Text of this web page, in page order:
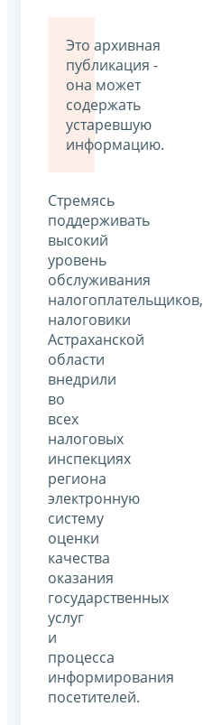
Это архивная
публикация -
она может
содержать
устаревшую
информацию.
Стремясь
поддерживать
высокий
уровень
обслуживания
налогоплательщиков,
налоговики
Астраханской
области
внедрили
во
всех
налоговых
инспекциях
региона
электронную
систему
оценки
качества
оказания
государственных
услуг
и
процесса
информирования
посетителей.